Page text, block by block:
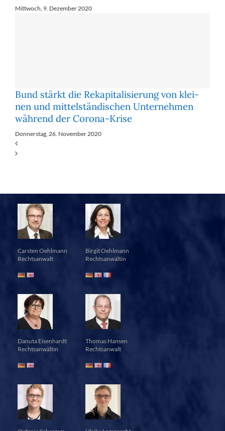
Mittwoch, 9. Dezember 2020
Bund stärkt die Re­ka­pi­ta­li­sie­rung von klei­
nen und mit­tel­stän­di­schen Un­ter­neh­men
wäh­rend der Co­ro­na-Kri­se
Donnerstag, 26. November 2020
Carsten Oehlmann
Rechtsanwalt
Birgit Oehlmann
Rechtsanwältin
Danuta Eisenhardt
Rechtsanwältin
Thomas Hansen
Rechtsanwalt